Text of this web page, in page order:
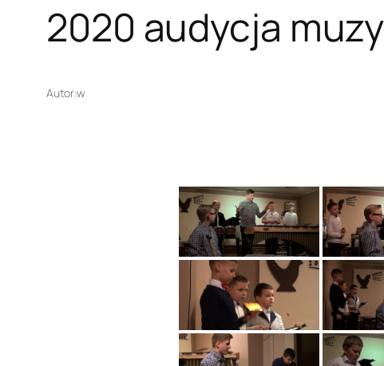
2020 audycja
Autor:w